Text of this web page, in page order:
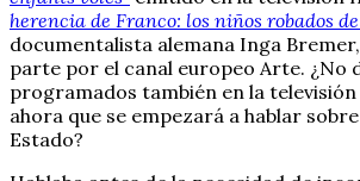
herencia de Franco: los niños robados
documentalista alemana Inga
parte por el canal europeo Arte. ¿No
programados también en la
ahora que se empezará a hablar
Estado?